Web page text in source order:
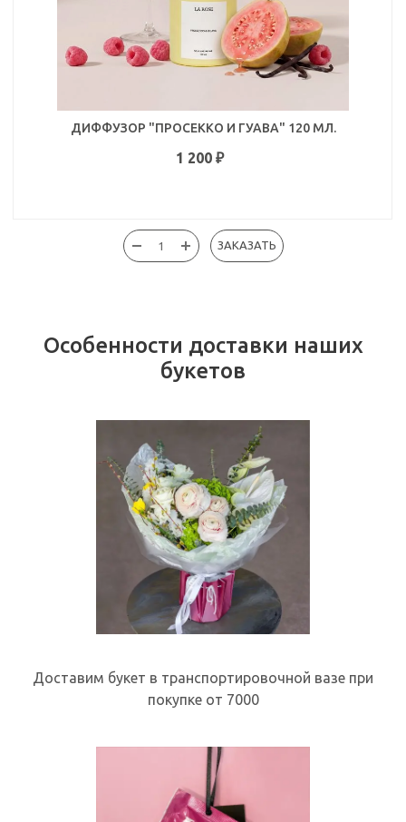
ДИФФУЗОР "ПРОСЕККО И ГУАВА" 120 МЛ.
1 200 ₽
ЗАКАЗАТЬ
Особенности доставки наших
букетов
Доставим букет в транспортировочной вазе при
покупке от 7000